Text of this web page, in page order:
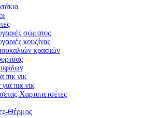
σώματος
κουζίνας
κρασιών
πικ νικ
πικ νικ
Χαρτοπετσέτες
Θέρμος